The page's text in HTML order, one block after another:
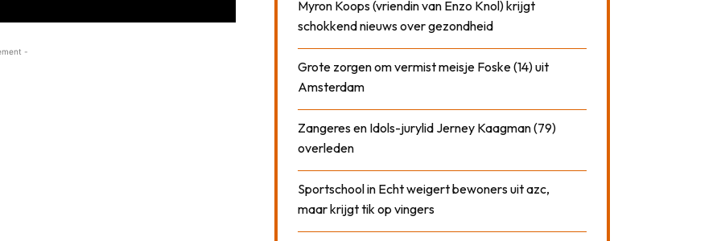
-
Myron Koops (vriendin van Enzo Knol) krijgt
schokkend nieuws over gezondheid
Grote zorgen om vermist meisje Foske (14) uit
Amsterdam
Zangeres en Idols-jurylid Jerney Kaagman (79)
overleden
Sportschool in Echt weigert bewoners uit azc,
maar krijgt tik op vingers